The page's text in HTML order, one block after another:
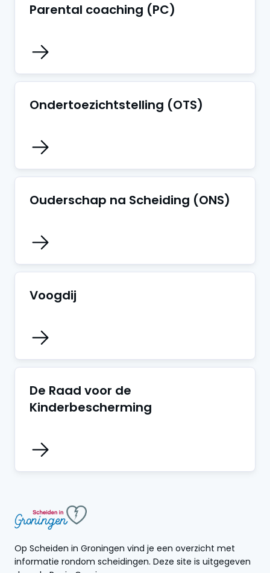
Parental coaching (PC)
Ondertoezichtstelling (OTS)
Ouderschap na Scheiding (ONS)
Voogdij
De Raad voor de
Kinderbescherming
Op Scheiden in Groningen vind je een overzicht met
informatie rondom scheidingen. Deze site is uitgegeven